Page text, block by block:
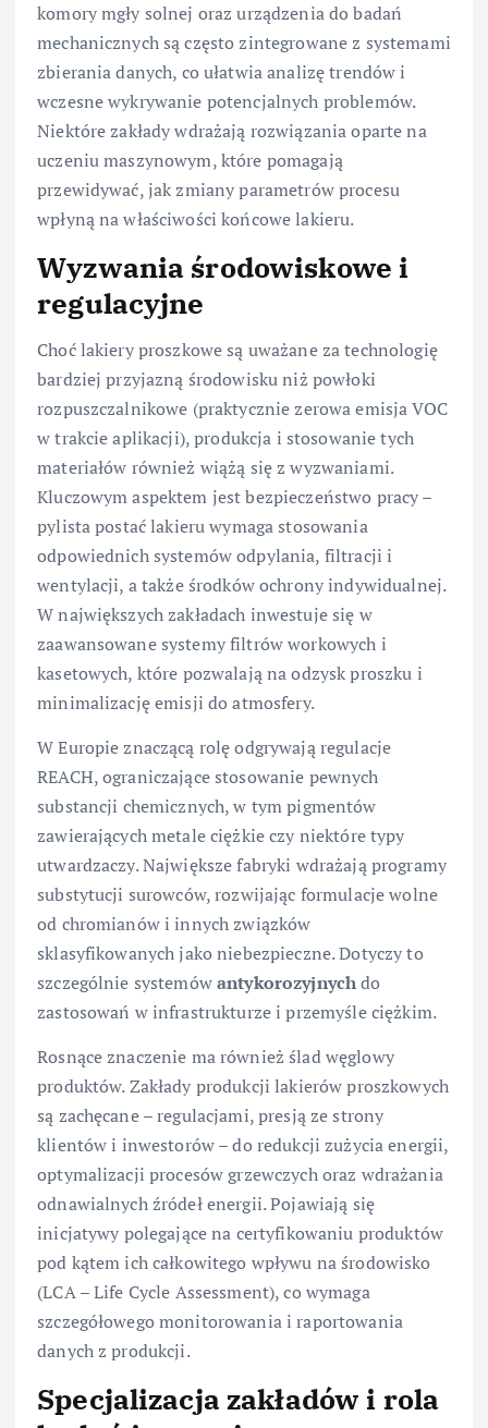
komory mgły solnej oraz urządzenia do badań
mechanicznych są często zintegrowane z systemami
zbierania danych, co ułatwia analizę trendów i
wczesne wykrywanie potencjalnych problemów.
Niektóre zakłady wdrażają rozwiązania oparte na
uczeniu maszynowym, które pomagają
przewidywać, jak zmiany parametrów procesu
wpłyną na właściwości końcowe lakieru.
Wyzwania środowiskowe i
regulacyjne
Choć lakiery proszkowe są uważane za technologię
bardziej przyjazną środowisku niż powłoki
rozpuszczalnikowe (praktycznie zerowa emisja VOC
w trakcie aplikacji), produkcja i stosowanie tych
materiałów również wiążą się z wyzwaniami.
Kluczowym aspektem jest bezpieczeństwo pracy –
pylista postać lakieru wymaga stosowania
odpowiednich systemów odpylania, filtracji i
wentylacji, a także środków ochrony indywidualnej.
W największych zakładach inwestuje się w
zaawansowane systemy filtrów workowych i
kasetowych, które pozwalają na odzysk proszku i
minimalizację emisji do atmosfery.
W Europie znaczącą rolę odgrywają regulacje
REACH, ograniczające stosowanie pewnych
substancji chemicznych, w tym pigmentów
zawierających metale ciężkie czy niektóre typy
utwardzaczy. Największe fabryki wdrażają programy
substytucji surowców, rozwijając formulacje wolne
od chromianów i innych związków
sklasyfikowanych jako niebezpieczne. Dotyczy to
szczególnie systemówantykorozyjnychdo
zastosowań w infrastrukturze i przemyśle ciężkim.
Rosnące znaczenie ma również ślad węglowy
produktów. Zakłady produkcji lakierów proszkowych
są zachęcane – regulacjami, presją ze strony
klientów i inwestorów – do redukcji zużycia energii,
optymalizacji procesów grzewczych oraz wdrażania
odnawialnych źródeł energii. Pojawiają się
inicjatywy polegające na certyfikowaniu produktów
pod kątem ich całkowitego wpływu na środowisko
(LCA – Life Cycle Assessment), co wymaga
szczegółowego monitorowania i raportowania
danych z produkcji.
Specjalizacja zakładów i rola